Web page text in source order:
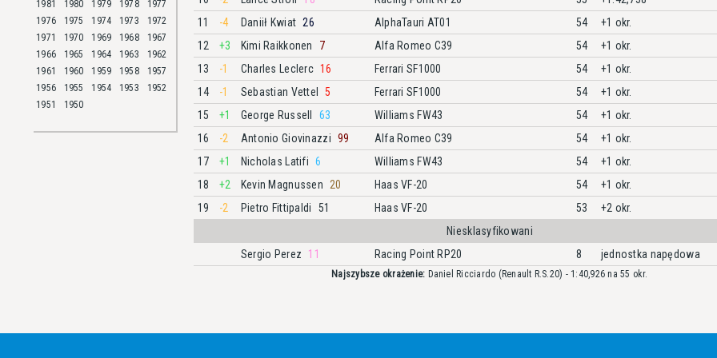
1981
1980 1979 1978
1977
1976
1975 1974 1973
1972
1971
1970 1969 1968
1967
1966
1965 1964 1963
1962
1961
1960 1959 1958
1957
1956
1955 1954 1953
1952
1951
1950
11
-4 Daniił Kwiat 26 AlphaTauri AT01 54 +1 okr.
12
+3 Kimi Raikkonen 7 Alfa Romeo C39 54 +1 okr.
13
-1 Charles Leclerc 16 Ferrari SF1000 54 +1 okr.
14
-1 Sebastian Vettel 5 Ferrari SF1000 54 +1 okr.
15
+1 George Russell 63 Williams FW43 54 +1 okr.
16
-2 Antonio Giovinazzi 99 Alfa Romeo C39 54 +1 okr.
17
+1 Nicholas Latifi 6 Williams FW43 54 +1 okr.
18
+2 Kevin Magnussen 20 Haas VF-20 54 +1 okr.
19
-2 Pietro Fittipaldi 51 Haas VF-20 53 +2 okr.
Niesklasyfikowani
Sergio Perez
11 Racing Point RP20 8 jednostka napędowa
Najszybsze okrażenie: Daniel Ricciardo (Renault R.S.20) - 1:40,926 na 55 okr.